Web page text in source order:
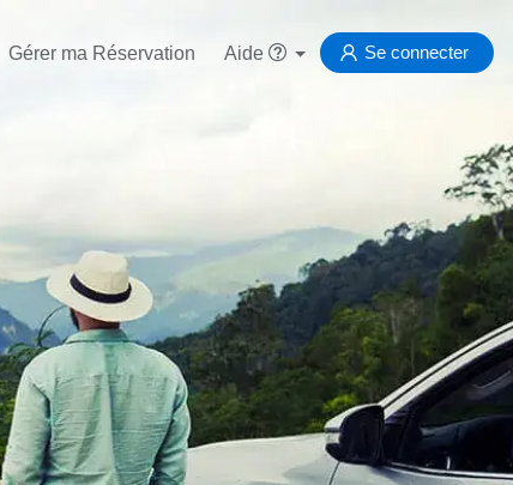
Gérer ma Réservation Aide Se connecter